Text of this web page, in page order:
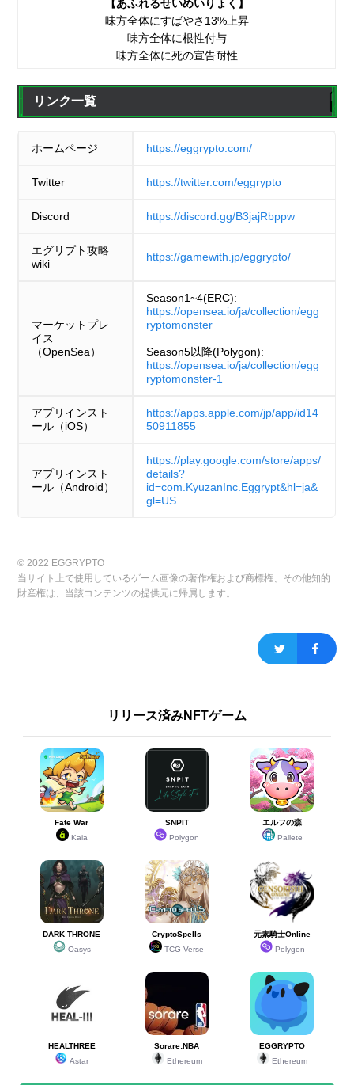
【あふれるせいめいりょく】
味方全体にすばやさ13%上昇
味方全体に根性付与
味方全体に死の宣告耐性
リンク一覧
ホームページ https://eggrypto.com/
Twitter https://twitter.com/eggrypto
Discord https://discord.gg/B3jajRbppw
エグリプト攻略
wiki
https://gamewith.jp/eggrypto/
マーケットプレ
イス
（OpenSea）
Season1~4(ERC):
https://opensea.io/ja/collection/egg
ryptomonster
Season5以降(Polygon):
https://opensea.io/ja/collection/egg
ryptomonster-1
アプリインスト
ール（iOS）
https://apps.apple.com/jp/app/id14
50911855
アプリインスト
ール（Android）
https://play.google.com/store/apps/
details?
id=com.KyuzanInc.Eggrypt&hl=ja&
gl=US
© 2022 EGGRYPTO
当サイト上で使用しているゲーム画像の著作権および商標権、その他知的
財産権は、当該コンテンツの提供元に帰属します。
リリース済みNFTゲーム
Fate War
Kaia
SNPIT
Polygon
エルフの森
Pallete
DARK THRONE
Oasys
CryptoSpells
TCG Verse
元素騎士Online
Polygon
HEALTHREE
Astar
Sorare:NBA
Ethereum
EGGRYPTO
Ethereum